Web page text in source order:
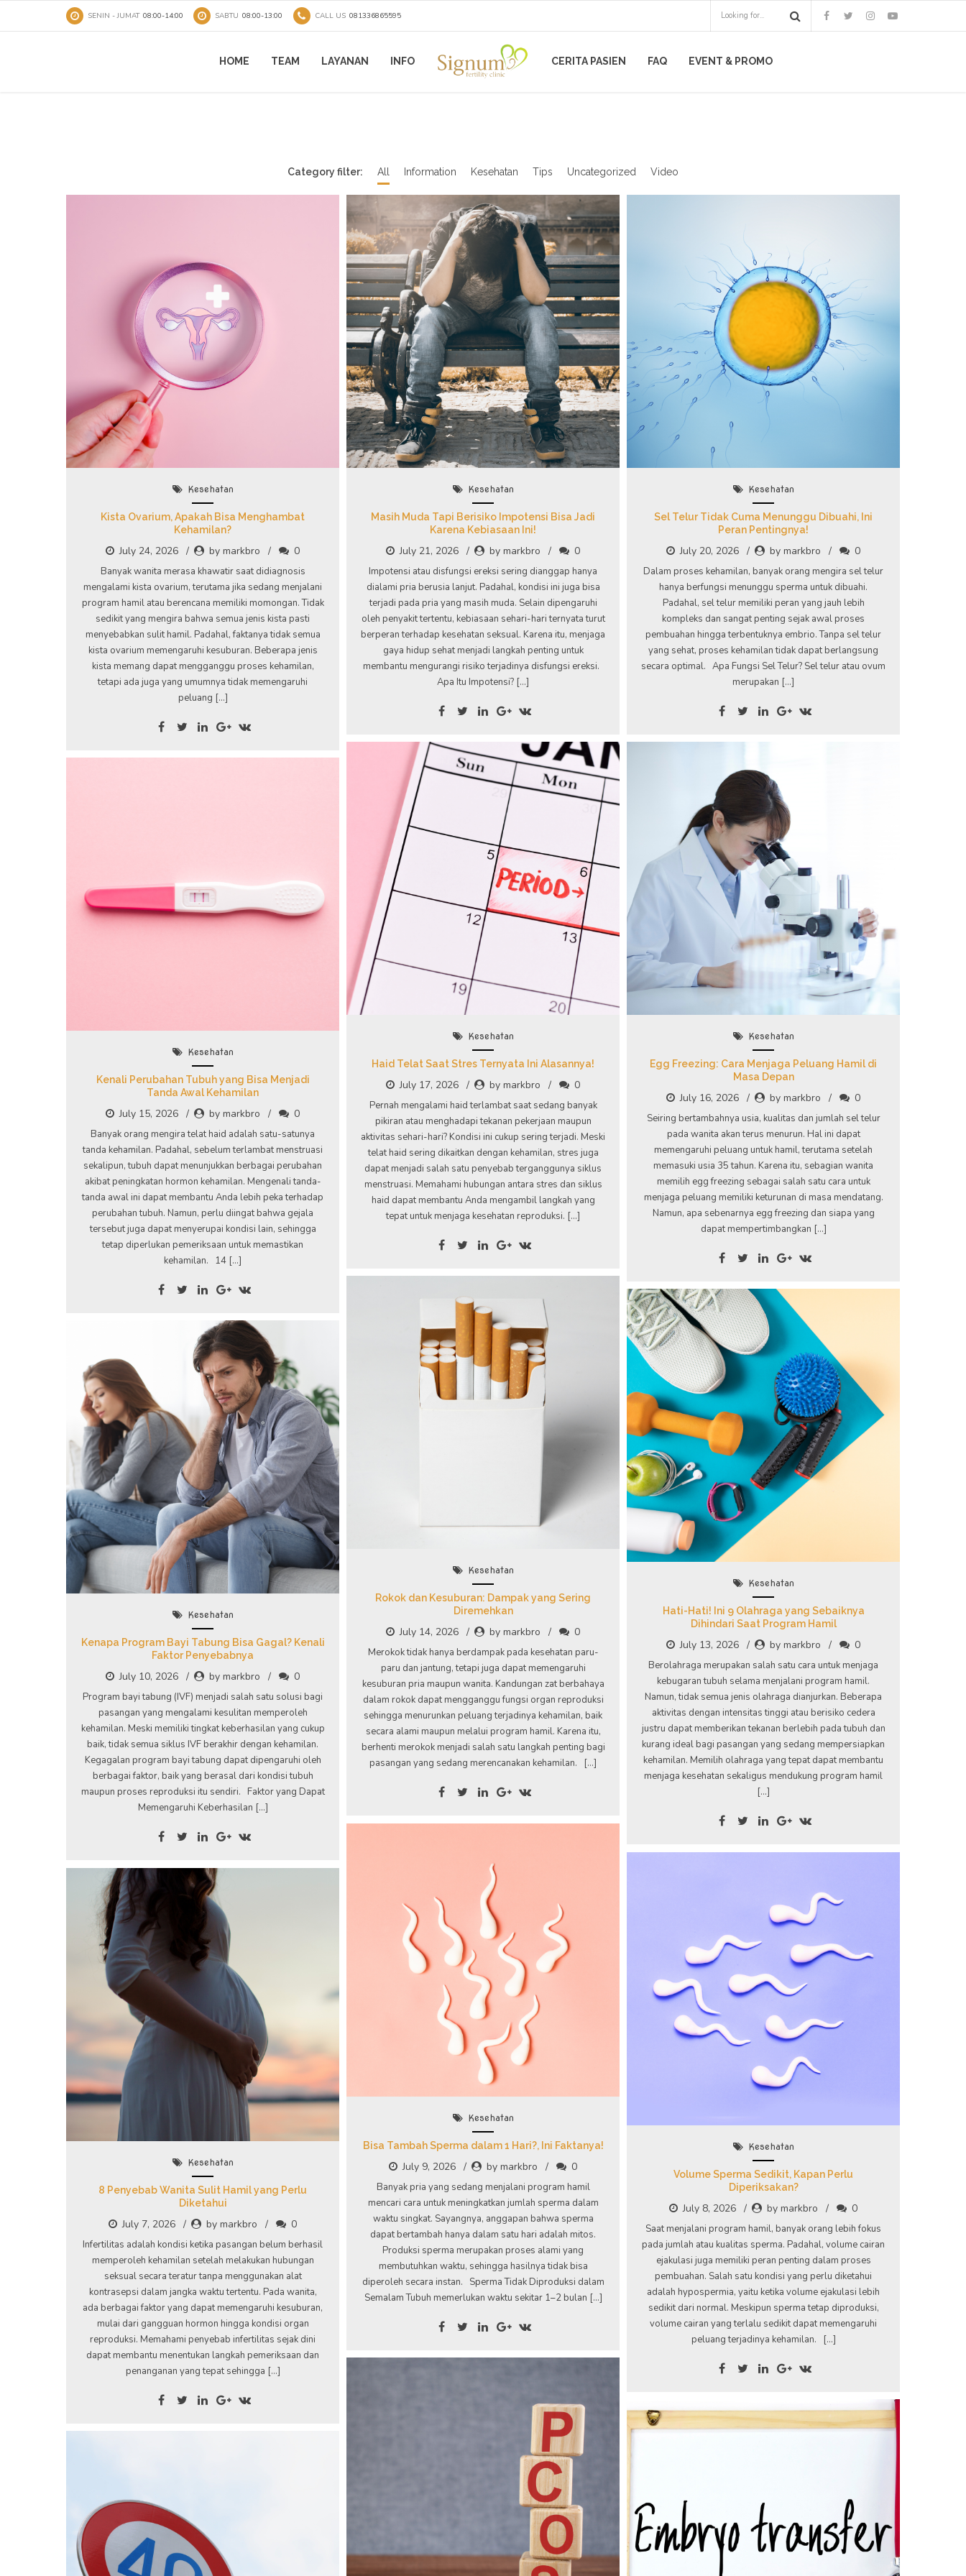
SENIN - JUMAT 08:00-14:00 SABTU 08:00-13:00 CALL US 081336865595
HOME TEAM LAYANAN INFO CERITA PASIEN FAQ EVENT & PROMO
Category filter: All Information Kesehatan Tips Uncategorized Video
Kesehatan
Kista Ovarium, Apakah Bisa Menghambat
Kehamilan?
July 24, 2026 by markbro 0
Banyak wanita merasa khawatir saat didiagnosis
mengalami kista ovarium, terutama jika sedang menjalani
program hamil atau berencana memiliki momongan. Tidak
sedikit yang mengira bahwa semua jenis kista pasti
menyebabkan sulit hamil. Padahal, faktanya tidak semua
kista ovarium memengaruhi kesuburan. Beberapa jenis
kista memang dapat mengganggu proses kehamilan,
tetapi ada juga yang umumnya tidak memengaruhi
peluang […]
Kesehatan
Masih Muda Tapi Berisiko Impotensi Bisa Jadi
Karena Kebiasaan Ini!
July 21, 2026 by markbro 0
Impotensi atau disfungsi ereksi sering dianggap hanya
dialami pria berusia lanjut. Padahal, kondisi ini juga bisa
terjadi pada pria yang masih muda. Selain dipengaruhi
oleh penyakit tertentu, kebiasaan sehari-hari ternyata turut
berperan terhadap kesehatan seksual. Karena itu, menjaga
gaya hidup sehat menjadi langkah penting untuk
membantu mengurangi risiko terjadinya disfungsi ereksi.
Apa Itu Impotensi? […]
Kesehatan
Sel Telur Tidak Cuma Menunggu Dibuahi, Ini
Peran Pentingnya!
July 20, 2026 by markbro 0
Dalam proses kehamilan, banyak orang mengira sel telur
hanya berfungsi menunggu sperma untuk dibuahi.
Padahal, sel telur memiliki peran yang jauh lebih
kompleks dan sangat penting sejak awal proses
pembuahan hingga terbentuknya embrio. Tanpa sel telur
yang sehat, proses kehamilan tidak dapat berlangsung
secara optimal. Apa Fungsi Sel Telur? Sel telur atau ovum
merupakan […]
Kesehatan
Haid Telat Saat Stres Ternyata Ini Alasannya!
July 17, 2026 by markbro 0
Pernah mengalami haid terlambat saat sedang banyak
pikiran atau menghadapi tekanan pekerjaan maupun
aktivitas sehari-hari? Kondisi ini cukup sering terjadi. Meski
telat haid sering dikaitkan dengan kehamilan, stres juga
dapat menjadi salah satu penyebab terganggunya siklus
menstruasi. Memahami hubungan antara stres dan siklus
haid dapat membantu Anda mengambil langkah yang
tepat untuk menjaga kesehatan reproduksi. […]
Kesehatan
Egg Freezing: Cara Menjaga Peluang Hamil di
Masa Depan
July 16, 2026 by markbro 0
Seiring bertambahnya usia, kualitas dan jumlah sel telur
pada wanita akan terus menurun. Hal ini dapat
memengaruhi peluang untuk hamil, terutama setelah
memasuki usia 35 tahun. Karena itu, sebagian wanita
memilih egg freezing sebagai salah satu cara untuk
menjaga peluang memiliki keturunan di masa mendatang.
Namun, apa sebenarnya egg freezing dan siapa yang
dapat mempertimbangkan […]
Kesehatan
Kenali Perubahan Tubuh yang Bisa Menjadi
Tanda Awal Kehamilan
July 15, 2026 by markbro 0
Banyak orang mengira telat haid adalah satu-satunya
tanda kehamilan. Padahal, sebelum terlambat menstruasi
sekalipun, tubuh dapat menunjukkan berbagai perubahan
akibat peningkatan hormon kehamilan. Mengenali tanda-
tanda awal ini dapat membantu Anda lebih peka terhadap
perubahan tubuh. Namun, perlu diingat bahwa gejala
tersebut juga dapat menyerupai kondisi lain, sehingga
tetap diperlukan pemeriksaan untuk memastikan
kehamilan. 14 […]
Kesehatan
Rokok dan Kesuburan: Dampak yang Sering
Diremehkan
July 14, 2026 by markbro 0
Merokok tidak hanya berdampak pada kesehatan paru-
paru dan jantung, tetapi juga dapat memengaruhi
kesuburan pria maupun wanita. Kandungan zat berbahaya
dalam rokok dapat mengganggu fungsi organ reproduksi
sehingga menurunkan peluang terjadinya kehamilan, baik
secara alami maupun melalui program hamil. Karena itu,
berhenti merokok menjadi salah satu langkah penting bagi
pasangan yang sedang merencanakan kehamilan. […]
Kesehatan
Hati-Hati! Ini 9 Olahraga yang Sebaiknya
Dihindari Saat Program Hamil
July 13, 2026 by markbro 0
Berolahraga merupakan salah satu cara untuk menjaga
kebugaran tubuh selama menjalani program hamil.
Namun, tidak semua jenis olahraga dianjurkan. Beberapa
aktivitas dengan intensitas tinggi atau berisiko cedera
justru dapat memberikan tekanan berlebih pada tubuh dan
kurang ideal bagi pasangan yang sedang mempersiapkan
kehamilan. Memilih olahraga yang tepat dapat membantu
menjaga kesehatan sekaligus mendukung program hamil
[…]
Kesehatan
Kenapa Program Bayi Tabung Bisa Gagal? Kenali
Faktor Penyebabnya
July 10, 2026 by markbro 0
Program bayi tabung (IVF) menjadi salah satu solusi bagi
pasangan yang mengalami kesulitan memperoleh
kehamilan. Meski memiliki tingkat keberhasilan yang cukup
baik, tidak semua siklus IVF berakhir dengan kehamilan.
Kegagalan program bayi tabung dapat dipengaruhi oleh
berbagai faktor, baik yang berasal dari kondisi tubuh
maupun proses reproduksi itu sendiri. Faktor yang Dapat
Memengaruhi Keberhasilan […]
Kesehatan
Bisa Tambah Sperma dalam 1 Hari?, Ini Faktanya!
July 9, 2026 by markbro 0
Banyak pria yang sedang menjalani program hamil
mencari cara untuk meningkatkan jumlah sperma dalam
waktu singkat. Sayangnya, anggapan bahwa sperma
dapat bertambah hanya dalam satu hari adalah mitos.
Produksi sperma merupakan proses alami yang
membutuhkan waktu, sehingga hasilnya tidak bisa
diperoleh secara instan. Sperma Tidak Diproduksi dalam
Semalam Tubuh memerlukan waktu sekitar 1–2 bulan […]
Kesehatan
Volume Sperma Sedikit, Kapan Perlu
Diperiksakan?
July 8, 2026 by markbro 0
Saat menjalani program hamil, banyak orang lebih fokus
pada jumlah atau kualitas sperma. Padahal, volume cairan
ejakulasi juga memiliki peran penting dalam proses
pembuahan. Salah satu kondisi yang perlu diketahui
adalah hypospermia, yaitu ketika volume ejakulasi lebih
sedikit dari normal. Meskipun sperma tetap diproduksi,
volume cairan yang terlalu sedikit dapat memengaruhi
peluang terjadinya kehamilan. […]
Kesehatan
8 Penyebab Wanita Sulit Hamil yang Perlu
Diketahui
July 7, 2026 by markbro 0
Infertilitas adalah kondisi ketika pasangan belum berhasil
memperoleh kehamilan setelah melakukan hubungan
seksual secara teratur tanpa menggunakan alat
kontrasepsi dalam jangka waktu tertentu. Pada wanita,
ada berbagai faktor yang dapat memengaruhi kesuburan,
mulai dari gangguan hormon hingga kondisi organ
reproduksi. Memahami penyebab infertilitas sejak dini
dapat membantu menentukan langkah pemeriksaan dan
penanganan yang tepat sehingga […]